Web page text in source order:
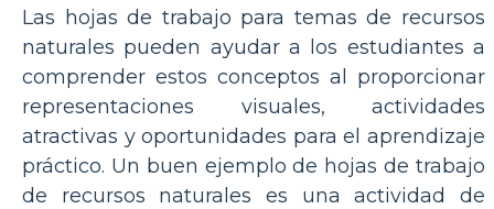
Las hojas de trabajo para temas de recursos
naturales pueden ayudar a los estudiantes a
comprender estos conceptos al proporcionar
representaciones visuales, actividades
atractivas y oportunidades para el aprendizaje
práctico. Un buen ejemplo de hojas de trabajo
de recursos naturales es una actividad de